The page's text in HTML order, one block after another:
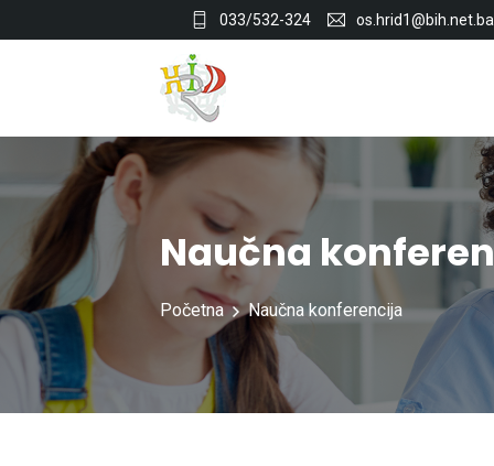
033/532-324 os.hrid1@bih.net.ba
Naučna
Početna Naučna konferencija